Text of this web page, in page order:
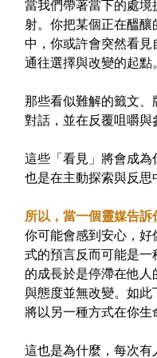
當我們帶著當下的處
射。你把某個正在醞
中，你或許會突然看
通往選擇與改變的起點
那些看似難解的籤文
對話，並在反覆咀嚼
這些「看見」將會成
也是在主動探索與反
所以，當一個靈媒告
你可能會感到安心，
式的預言反而可能是
的成長於是停滯在他
與態度並無改變。如
將以另一種方式在你生
這也是為什麼，每次有